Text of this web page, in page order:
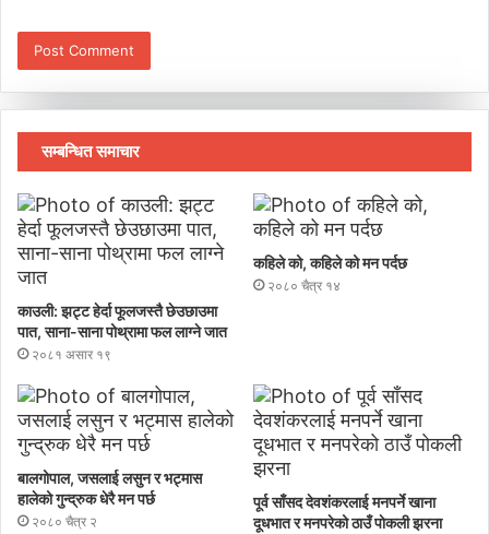
सम्बन्धित समाचार
काउली: झट्ट हेर्दा फूलजस्तै छेउछाउमा
पात, साना-साना पोथ्रामा फल लाग्ने जात
२०८१ असार १९
कहिले को, कहिले को मन पर्दछ
२०८० चैत्र १४
बालगोपाल, जसलाई लसुन र भट्मास
हालेको गुन्द्रुक धेरै मन पर्छ
२०८० चैत्र २
पूर्व साँसद देवशंकरलाई मनपर्ने खाना
दूधभात र मनपरेको ठाउँ पाेकली झरना